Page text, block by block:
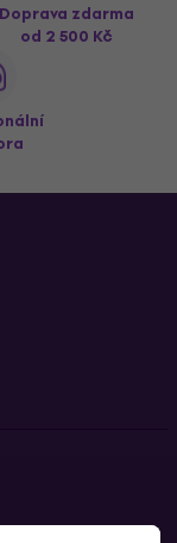
Doprava zdarma
od 2 500 Kč